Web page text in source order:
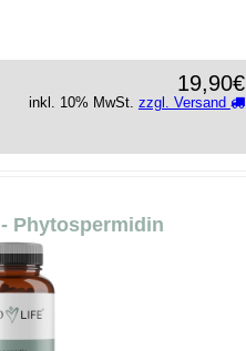
19,90€
inkl. 10% MwSt. zzgl. Versand
Phytospermidin